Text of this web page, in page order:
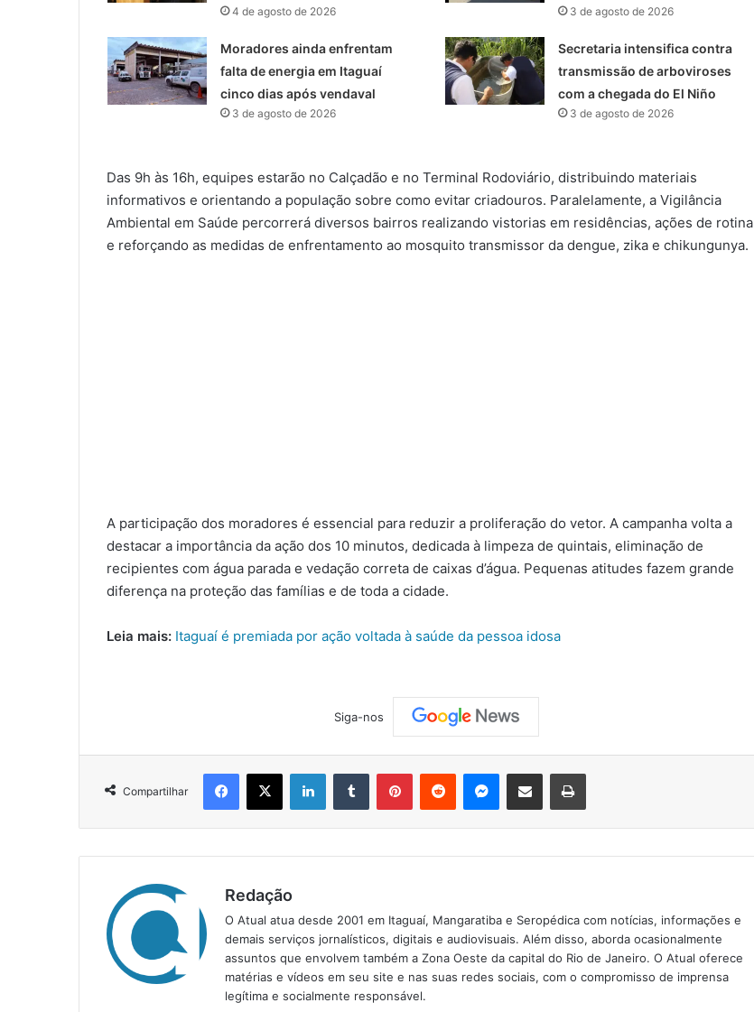
4 de agosto de 2026 3 de agosto de 2026
Moradores ainda enfrentam
falta de energia em Itaguaí
cinco dias após vendaval
3 de agosto de 2026
Secretaria intensifica contra
transmissão de arboviroses
com a chegada do El Niño
3 de agosto de 2026
Das 9h às 16h, equipes estarão no Calçadão e no Terminal Rodoviário, distribuindo materiais
informativos e orientando a população sobre como evitar criadouros. Paralelamente, a Vigilância
Ambiental em Saúde percorrerá diversos bairros realizando vistorias em residências, ações de rotina
e reforçando as medidas de enfrentamento ao mosquito transmissor da dengue, zika e chikungunya.
A participação dos moradores é essencial para reduzir a proliferação do vetor. A campanha volta a
destacar a importância da ação dos 10 minutos, dedicada à limpeza de quintais, eliminação de
recipientes com água parada e vedação correta de caixas d’água. Pequenas atitudes fazem grande
diferença na proteção das famílias e de toda a cidade.
Leia mais: Itaguaí é premiada por ação voltada à saúde da pessoa idosa
Siga-nos
Compartilhar
Redação
O Atual atua desde 2001 em Itaguaí, Mangaratiba e Seropédica com notícias, informações e
demais serviços jornalísticos, digitais e audiovisuais. Além disso, aborda ocasionalmente
assuntos que envolvem também a Zona Oeste da capital do Rio de Janeiro. O Atual oferece
matérias e vídeos em seu site e nas suas redes sociais, com o compromisso de imprensa
legítima e socialmente responsável.